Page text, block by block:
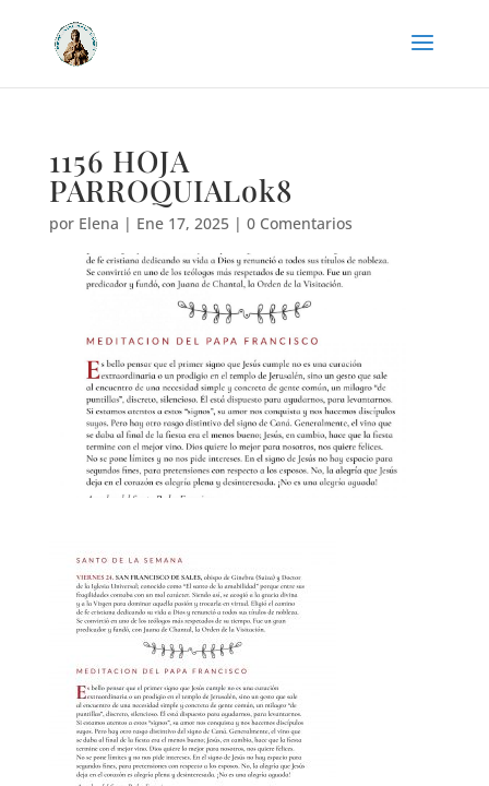
1156 HOJA
PARROQUIALok8
por Elena | Ene 17, 2025| 0 Comentarios